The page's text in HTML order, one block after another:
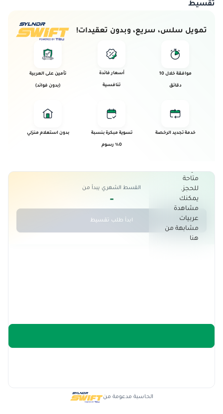
تقسيط
تمويل سلس، سريع، وبدون تعقيدات!
موافقة خلال 10
دقائق
أسعار فائدة
تنافسية
تأمين على العربية
(بدون فوائد)
خدمة تجديد الرخصة تسوية مبكرة بنسبة
0% رسوم
بدون استعلام منزلي
القسط الشهري يبدأ من
-
ابدأ طلب تقسيط
تم بيع
العربية!
متاحة
للحجز.
يمكنك
مشاهدة
عربيات
مشابهة من
هنا
الحاسبة مدعومة من